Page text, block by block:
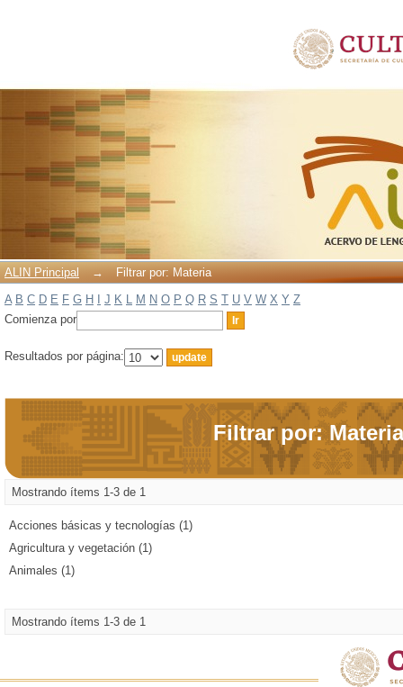
ALIN Principal →
Filtrar por: Materia
A B C D E F G H J K L M N O P Q R S T U V W X Y Z
Comienza por
Resultados por página:
Filtrar por: Materia
Mostrando ítems 1-3 de 1
Acciones básicas y tecnologías (1)
Agricultura y vegetación (1)
Animales (1)
Mostrando ítems 1-3 de 1